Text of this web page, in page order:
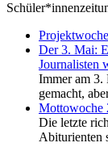
Der 3. Mai:
Journalisten
Immer am 3.
gemacht,
Mottowoche
Die letzte
Abiturienten